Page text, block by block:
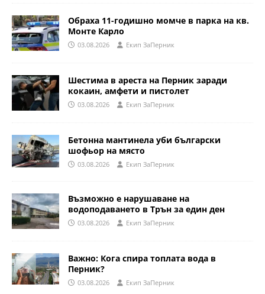
Обраха 11-годишно момче в парка на кв.
Монте Карло
03.08.2026 Eкип ЗаПерник
Шестима в ареста на Перник заради
кокаин, амфети и пистолет
03.08.2026 Eкип ЗаПерник
Бетонна мантинела уби български
шофьор на място
03.08.2026 Eкип ЗаПерник
Възможно е нарушаване на
водоподаването в Трън за един ден
03.08.2026 Eкип ЗаПерник
Важно: Кога спира топлата вода в
Перник?
03.08.2026 Eкип ЗаПерник